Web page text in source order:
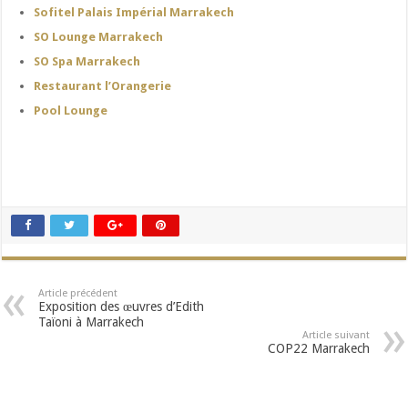
Sofitel Palais Impérial Marrakech
SO Lounge Marrakech
SO Spa Marrakech
Restaurant l’Orangerie
Pool Lounge
Article précédent
Exposition des œuvres d’Edith
Taïoni à Marrakech
Article suivant
COP22 Marrakech